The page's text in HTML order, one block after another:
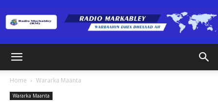
Home Wararka Maanta
Wararka Maanta